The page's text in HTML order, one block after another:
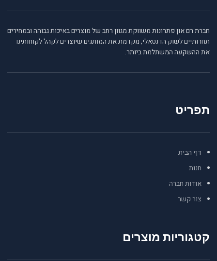
חברת רם און פתרונות משווקת מגוון רחב של מוצרים באיכות גבוהה ובמחירים
תחרותיים לשוק הדנטאלי, מקדמת את המותגים שיוצרים לקהל לקוחותינו
את ההשקעה המשתלמת ביותר.
תפריט
דף הבית
חנות
אודות חברה
צור קשר
קטגוריות מוצרים